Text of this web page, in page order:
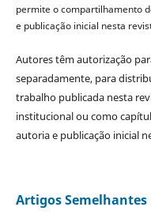
permite o compartilhamento
e publicação inicial nesta
Autores têm autorização
separadamente, para
trabalho publicada nesta
institucional ou como
autoria e publicação inicial
Artigos Semelhantes